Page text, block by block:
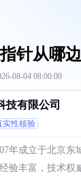
针从哪
08-04 08:00:00
技有限公司
实性核验
年成立于北京东
验丰富，技术权